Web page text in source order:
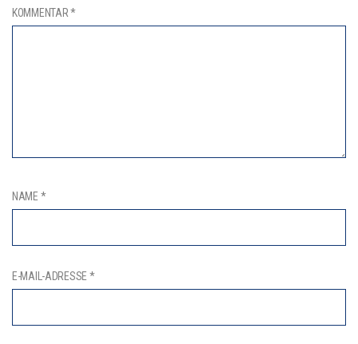
KOMMENTAR*
NAME *
E-MAIL-ADRESSE *